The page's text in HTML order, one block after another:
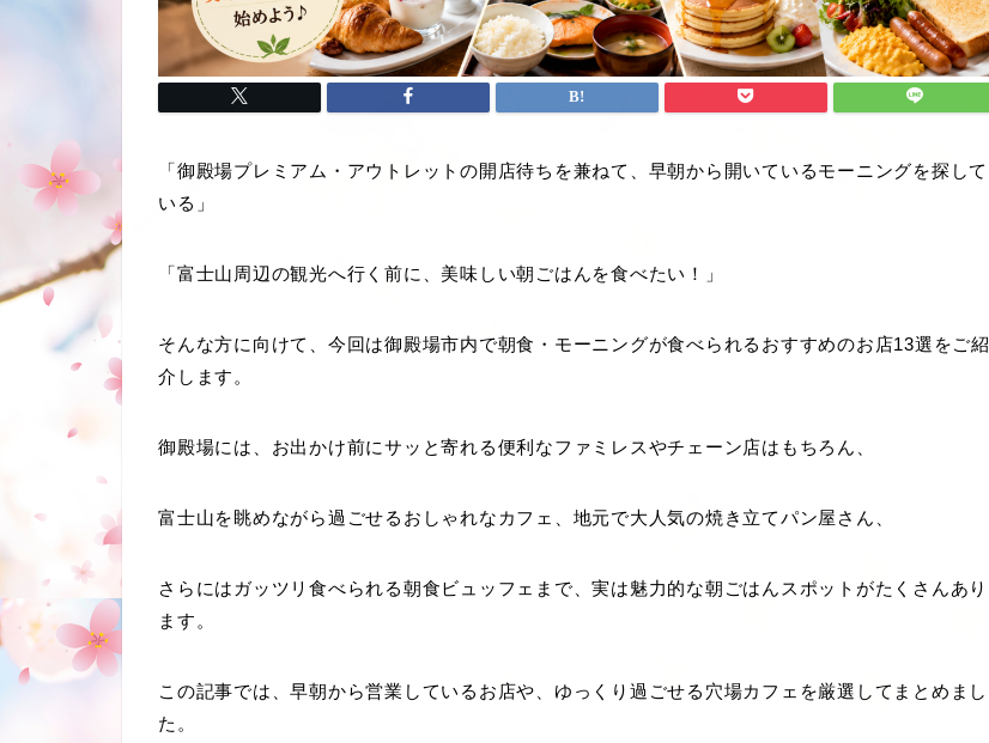
「御殿場プレミアム・アウトレットの開店待ちを兼ねて、早朝から開いているモーニングを探して
いる」
「富士山周辺の観光へ行く前に、美味しい朝ごはんを食べたい！」
そんな方に向けて、今回は御殿場市内で朝食・モーニングが食べられるおすすめのお店13選をご紹
介します。
御殿場には、お出かけ前にサッと寄れる便利なファミレスやチェーン店はもちろん、
富士山を眺めながら過ごせるおしゃれなカフェ、地元で大人気の焼き立てパン屋さん、
さらにはガッツリ食べられる朝食ビュッフェまで、実は魅力的な朝ごはんスポットがたくさんあり
ます。
この記事では、早朝から営業しているお店や、ゆっくり過ごせる穴場カフェを厳選してまとめまし
た。